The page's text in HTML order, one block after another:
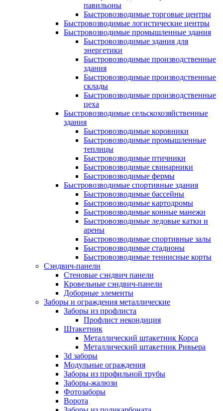
павильоны
Быстровозводимые торговые центры
Быстровозводимые логистические центры
Быстровозводимые промышленные здания
Быстровозводимые здания для
энергетики
Быстровозводимые производственные
здания
Быстровозводимые производственные
склады
Быстровозводимые производственные
цеха
Быстровозводимые сельскохозяйственные
здания
Быстровозводимые коровники
Быстровозводимые промышленные
теплицы
Быстровозводимые птичники
Быстровозводимые свинарники
Быстровозводимые фермы
Быстровозводимые спортивные здания
Быстровозводимые бассейны
Быстровозводимые картодромы
Быстровозводимые конные манежи
Быстровозводимые ледовые катки и
арены
Быстровозводимые спортивные залы
Быстровозводимые стадионы
Быстровозводимые теннисные корты
Сэндвич-панели
Стеновые сэндвич панели
Кровельные сэндвич-панели
Доборные элементы
Заборы и ограждения металлические
Заборы из профлиста
Профлист некондиция
Штакетник
Металлический штакетник Корса
Металлический штакетник Ривьера
3d заборы
Модульные ограждения
Заборы из профильной трубы
Заборы-жалюзи
Фотозаборы
Ворота